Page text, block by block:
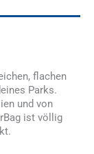
flachen
Parks.
und von
ist völlig